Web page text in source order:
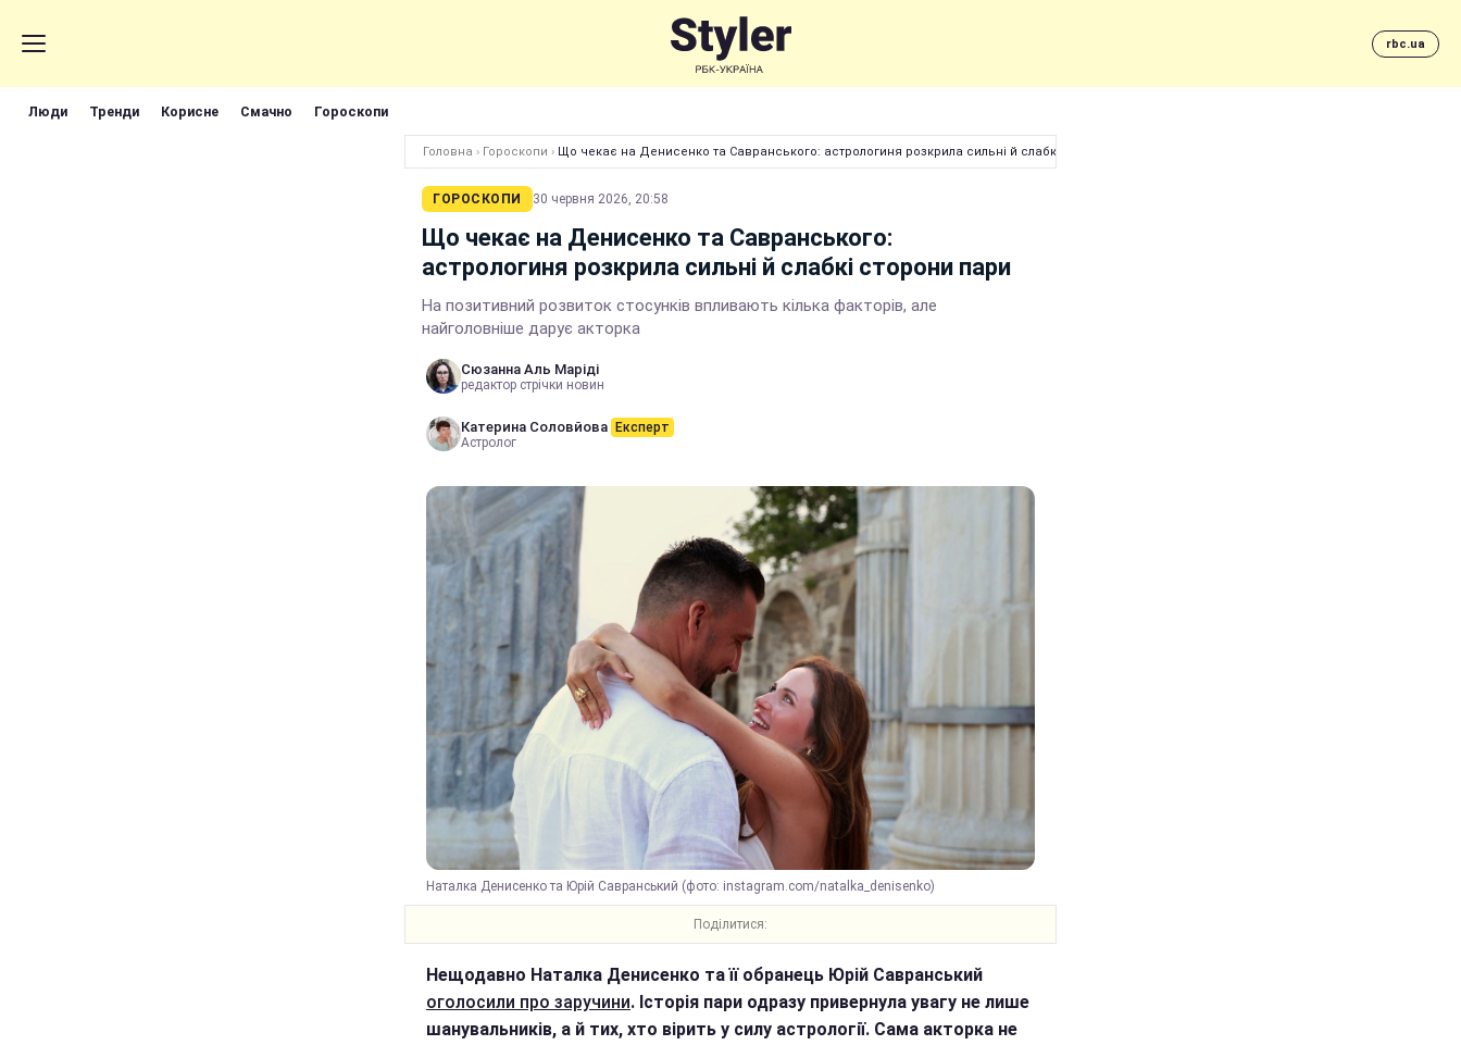
rbc.ua
Люди Тренди Корисне Смачно Гороскопи
Головна › Гороскопи › Що чекає на Денисенко та Савранського: астрологиня розкрила сильні й слабкі сторони пари
ГОРОСКОПИ 30 червня 2026, 20:58
Що чекає на Денисенко та Савранського:
астрологиня розкрила сильні й слабкі сторони пари
На позитивний розвиток стосунків впливають кілька факторів, але
найголовніше дарує акторка
Сюзанна Аль Маріді
редактор стрічки новин
Катерина Соловйова Експерт
Астролог
Наталка Денисенко та Юрій Савранський (фото: instagram.com/natalka_denisenko)
Поділитися:
Нещодавно Наталка Денисенко та її обранець Юрій Савранський
оголосили про заручини. Історія пари одразу привернула увагу не лише
шанувальників, а й тих, хто вірить у силу астрології. Сама акторка не